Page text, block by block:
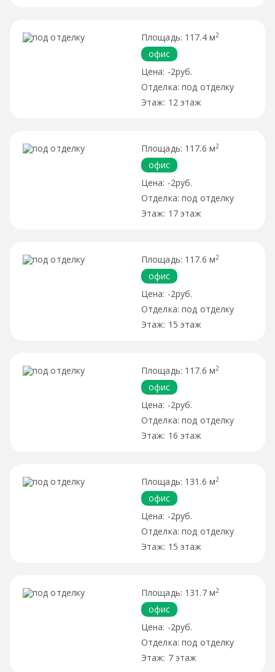
117.4 м2
офис
-2руб.
под отделку
12 этаж
117.6 м2
офис
-2руб.
под отделку
17 этаж
117.6 м2
офис
-2руб.
под отделку
15 этаж
117.6 м2
офис
-2руб.
под отделку
16 этаж
131.6 м2
офис
-2руб.
под отделку
15 этаж
131.7 м2
офис
-2руб.
под отделку
7 этаж